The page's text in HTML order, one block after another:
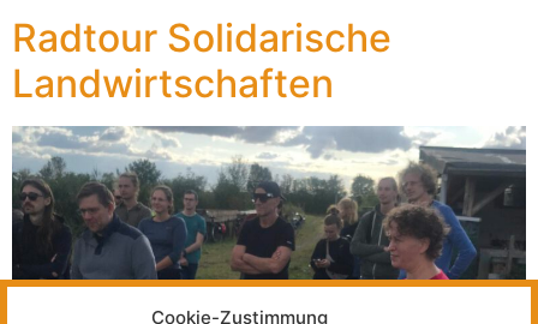
Cookie-Zustimmung
Radtour Solidarische
Landwirtschaften